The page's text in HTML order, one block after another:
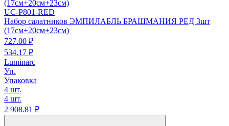
UC-P801-RED
Набор салатников ЭМПИЛАБЛЬ БРАШМАНИЯ РЕД 3шт
(17см+20см+23см)
727.00 ₽
534.17 ₽
Luminarc
Уп.
Упаковка
4 шт.
4 шт.
2 908.81 ₽